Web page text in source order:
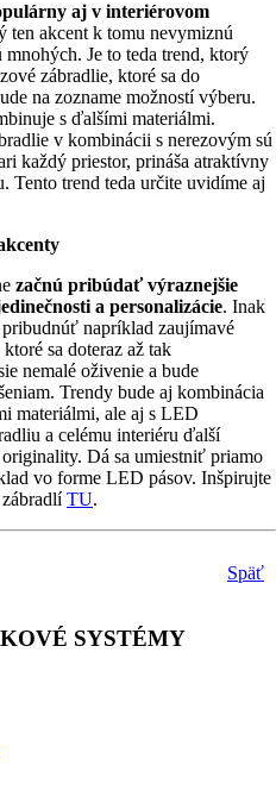
aj v interiérovom
ten akcent k tomu nevymiznú
Je to teda trend, ktorý
zábradlie, ktoré sa do
na zozname možností výberu.
s ďalšími materiálmi.
v kombinácii s nerezovým sú
každý priestor, prináša atraktívny
Tento trend teda určite uvidíme aj
začnú pribúdať výraznejšie
a personalizácie. Inak
napríklad zaujímavé
sa doteraz až tak
nemalé oživenie a bude
Trendy bude aj kombinácia
materiálmi, ale aj s LED
a celému interiéru ďalší
Dá sa umiestniť priamo
vo forme LED pásov. Inšpirujte
TU.
Späť
SYSTÉMY